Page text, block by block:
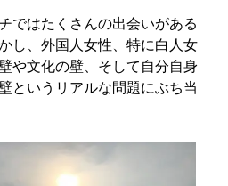
ではたくさんの出会いがある
し、外国人女性、特に白人女
や文化の壁、そして自分自身
というリアルな問題にぶち当